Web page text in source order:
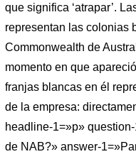
que significa ‘atrapar’.
representan las colonias
Commonwealth de
momento en que
franjas blancas en él
de la empresa:
headline-1=»p»
de NAB?» answer-